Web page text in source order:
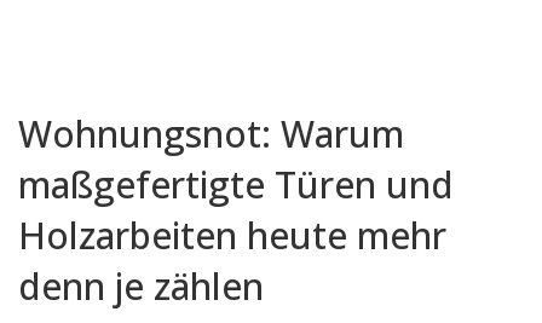
Wohnungsnot: Warum
maßgefertigte Türen und
Holzarbeiten heute mehr
denn je zählen